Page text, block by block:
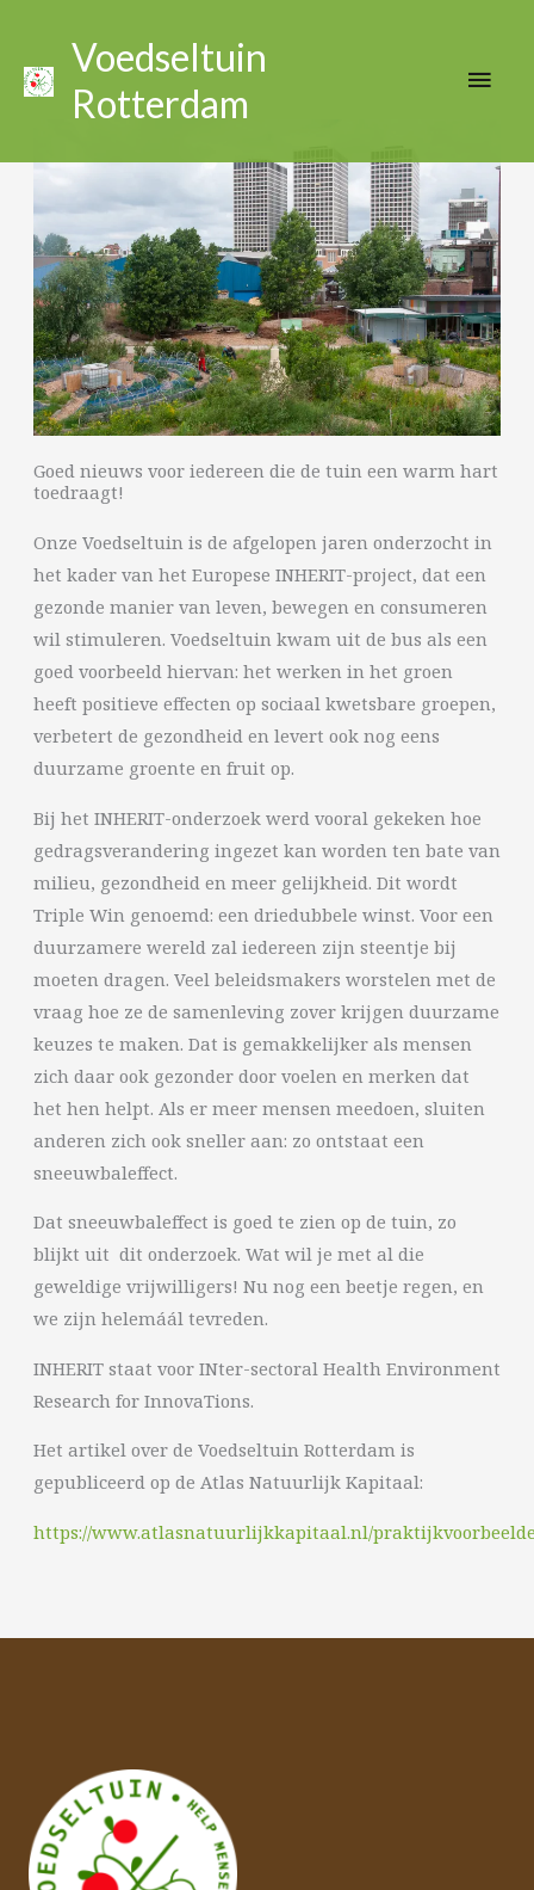
Voedseltuin
Rotterdam
Goed nieuws voor iedereen die de tuin een warm hart
toedraagt!
Onze Voedseltuin is de afgelopen jaren onderzocht in
het kader van het Europese INHERIT-project, dat een
gezonde manier van leven, bewegen en consumeren
wil stimuleren. Voedseltuin kwam uit de bus als een
goed voorbeeld hiervan: het werken in het groen
heeft positieve effecten op sociaal kwetsbare groepen,
verbetert de gezondheid en levert ook nog eens
duurzame groente en fruit op.
Bij het INHERIT-onderzoek werd vooral gekeken hoe
gedragsverandering ingezet kan worden ten bate van
milieu, gezondheid en meer gelijkheid. Dit wordt
Triple Win genoemd: een driedubbele winst. Voor een
duurzamere wereld zal iedereen zijn steentje bij
moeten dragen. Veel beleidsmakers worstelen met de
vraag hoe ze de samenleving zover krijgen duurzame
keuzes te maken. Dat is gemakkelijker als mensen
zich daar ook gezonder door voelen en merken dat
het hen helpt. Als er meer mensen meedoen, sluiten
anderen zich ook sneller aan: zo ontstaat een
sneeuwbaleffect.
Dat sneeuwbaleffect is goed te zien op de tuin, zo
blijkt uit dit onderzoek. Wat wil je met al die
geweldige vrijwilligers! Nu nog een beetje regen, en
we zijn helemáál tevreden.
INHERIT staat voor INter-sectoral Health Environment
Research for InnovaTions.
Het artikel over de Voedseltuin Rotterdam is
gepubliceerd op de Atlas Natuurlijk Kapitaal:
https://www.atlasnatuurlijkkapitaal.nl/